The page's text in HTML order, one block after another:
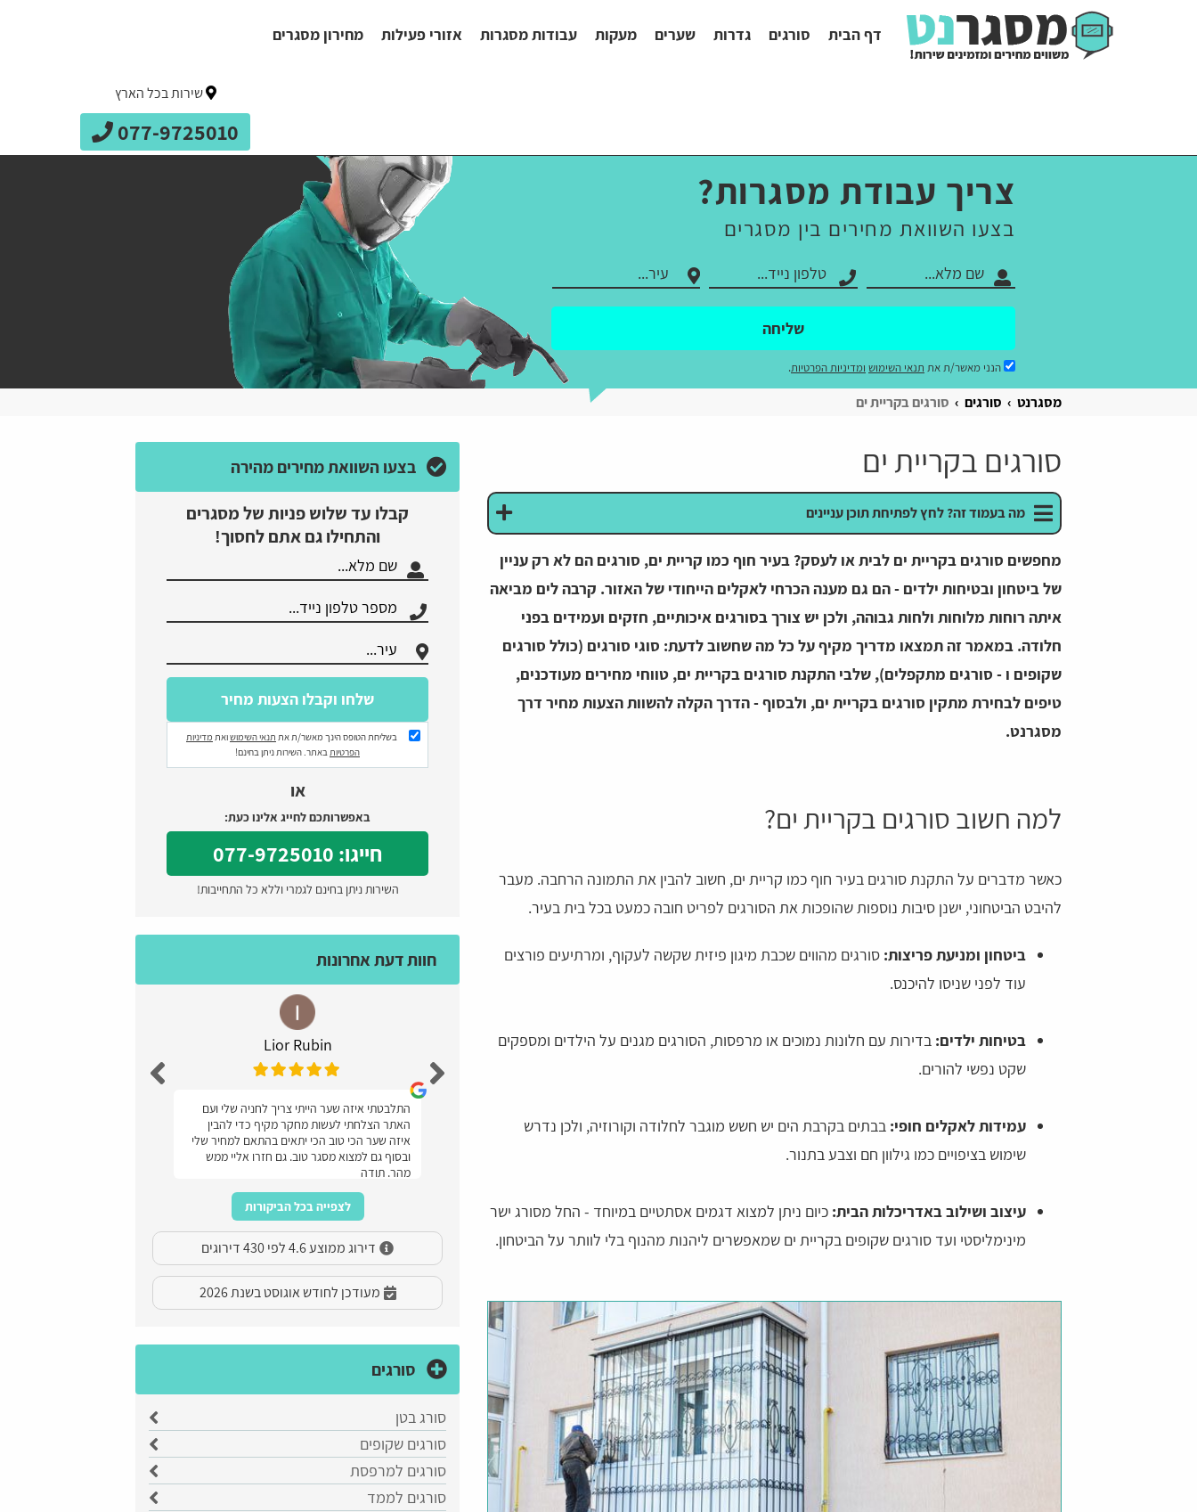
דף הבית סורגים גדרות שערים מעקות עבודות מסגרות אזורי פעילות מחירון מסגרים
שירות בכל הארץ
077-9725010
צריך עבודת מסגרות?
בצעו השוואת מחירים בין מסגרים
שליחה
הנני מאשר/ת את תנאי השימוש ומדיניות הפרטיות.
מסגרנט סורגים סורגים בקריית ים
סורגים בקריית ים
מה בעמוד זה? לחץ לפתיחת תוכן עניינים
מחפשים סורגים בקריית ים לבית או לעסק? בעיר חוף כמו קריית ים, סורגים הם לא רק עניין
של ביטחון ובטיחות ילדים - הם גם מענה הכרחי לאקלים הייחודי של האזור. קרבה לים מביאה
איתה רוחות מלוחות ולחות גבוהה, ולכן יש צורך בסורגים איכותיים, חזקים ועמידים בפני
חלודה. במאמר זה תמצאו מדריך מקיף על כל מה שחשוב לדעת: סוגי סורגים (כולל סורגים
שקופים ו - סורגים מתקפלים), שלבי התקנת סורגים בקריית ים, טווחי מחירים מעודכנים,
טיפים לבחירת מתקין סורגים בקריית ים, ולבסוף - הדרך הקלה להשוות הצעות מחיר דרך
מסגרנט.
למה חשוב סורגים בקריית ים?
כאשר מדברים על התקנת סורגים בעיר חוף כמו קריית ים, חשוב להבין את התמונה הרחבה. מעבר
להיבט הביטחוני, ישנן סיבות נוספות שהופכות את הסורגים לפריט חובה כמעט בכל בית בעיר.
ביטחון ומניעת פריצות: סורגים מהווים שכבת מיגון פיזית שקשה לעקוף, ומרתיעים פורצים
עוד לפני שניסו להיכנס.
בטיחות ילדים: בדירות עם חלונות נמוכים או מרפסות, הסורגים מגנים על הילדים ומספקים
שקט נפשי להורים.
עמידות לאקלים חופי: בבתים בקרבת הים יש חשש מוגבר לחלודה וקורוזיה, ולכן נדרש
שימוש בציפויים כמו גילוון חם וצבע בתנור.
עיצוב ושילוב באדריכלות הבית: כיום ניתן למצוא דגמים אסתטיים במיוחד - החל מסורג ישר
מינימליסטי ועד סורגים שקופים בקריית ים שמאפשרים ליהנות מהנוף בלי לוותר על הביטחון.
בצעו השוואת מחירים מהירה
קבלו עד שלוש פניות של מסגרים
והתחילו גם אתם לחסוך!
בשליחת הטופס הינך מאשר/ת את תנאי השימושואת מדיניות
הפרטיותבאתר. השירות ניתן בחינם!
או
באפשרותכם לחייג אלינו כעת:
חייגו: 077-9725010
השירות ניתן בחינם לגמרי וללא כל התחייבות!
חוות דעת אחרונות
Lior Rubin
התלבטתי איזה שער הייתי צריך לחניה שלי ועם
האתר הצלחתי לעשות מחקר מקיף כדי להבין
איזה שער הכי טוב הכי יתאים בהתאם למחיר שלי
ובסוף גם למצוא מסגר טוב. גם חזרו אליי ממש
מהר. תודה
מאיה גולד
בחום.
צליל יחזקאל
שירותיות ונחמדות ועזרו לי במציאת הדבר שרציתי
לצפייה בכל הביקורות
דירוג ממוצע 4.6 לפי 430 דירוגים
מעודכן לחודש אוגוסט בשנת 2026
סורגים
סורג בטן
סורגים שקופים
סורגים למרפסת
סורגים לממד